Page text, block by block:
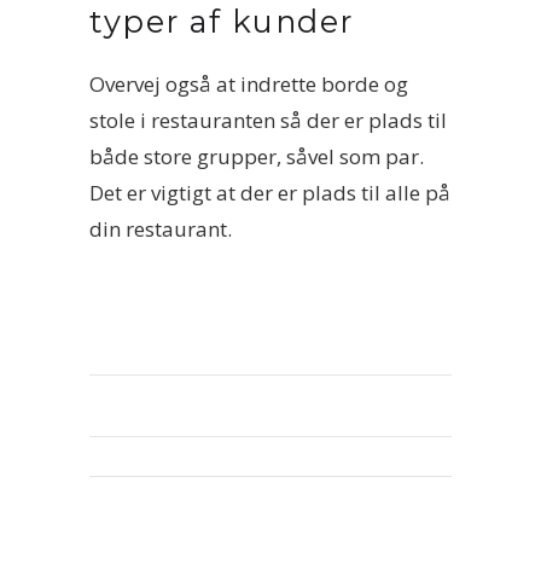
typer af kunder
Overvej også at indrette borde og
stole i restauranten så der er plads til
både store grupper, såvel som par.
Det er vigtigt at der er plads til alle på
din restaurant.